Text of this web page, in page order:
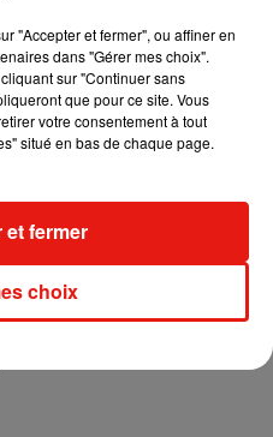
mondiale
"Accepter et fermer", ou affiner en
dans "Gérer mes choix".
sur "Continuer sans
que pour ce site. Vous
votre consentement à tout
situé en bas de chaque page.
choix
fermer